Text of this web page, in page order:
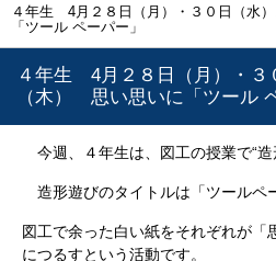
４年生 4月２８日（月）・３０日（水
「ツール ペーパー」
４年生 4月２８日（月）・３
（木） 思い思いに「ツール
今週、４年生は、図工の授業で“造
造形遊びのタイトルは「ツールペ
図工で余った白い紙をそれぞれが「
につるすという活動です。